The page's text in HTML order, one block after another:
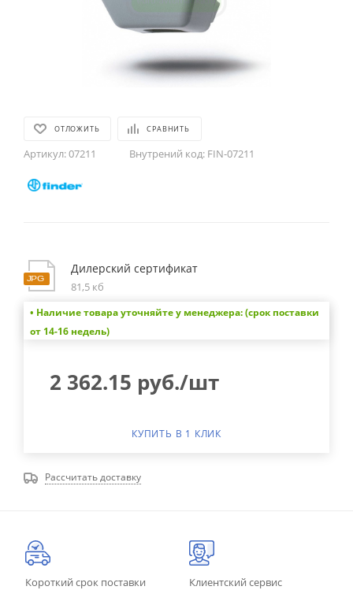
ОТЛОЖИТЬ СРАВНИТЬ
Артикул:07211 Внутрений код: FIN-07211
Дилерский сертификат
81,5 кб
• Наличие товара уточняйте у менеджера: (срок поставки
от 14-16 недель)
2 362.15 руб./шт
КУПИТЬ В 1 КЛИК
Рассчитать доставку
Короткий срок поставки Клиентский сервис